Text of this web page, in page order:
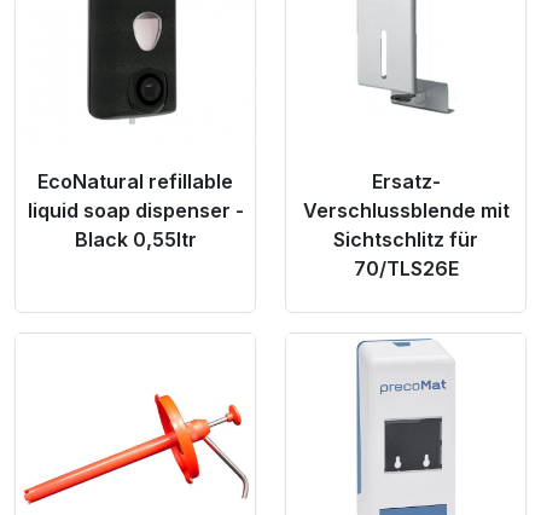
EcoNatural refillable
liquid soap dispenser -
Black 0,55ltr
Ersatz-
Verschlussblende mit
Sichtschlitz für
70/TLS26E